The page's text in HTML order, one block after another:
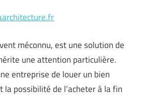
méconnu, est une solution de
une attention particulière.
entreprise de louer un bien
la possibilité de l’acheter à la fin